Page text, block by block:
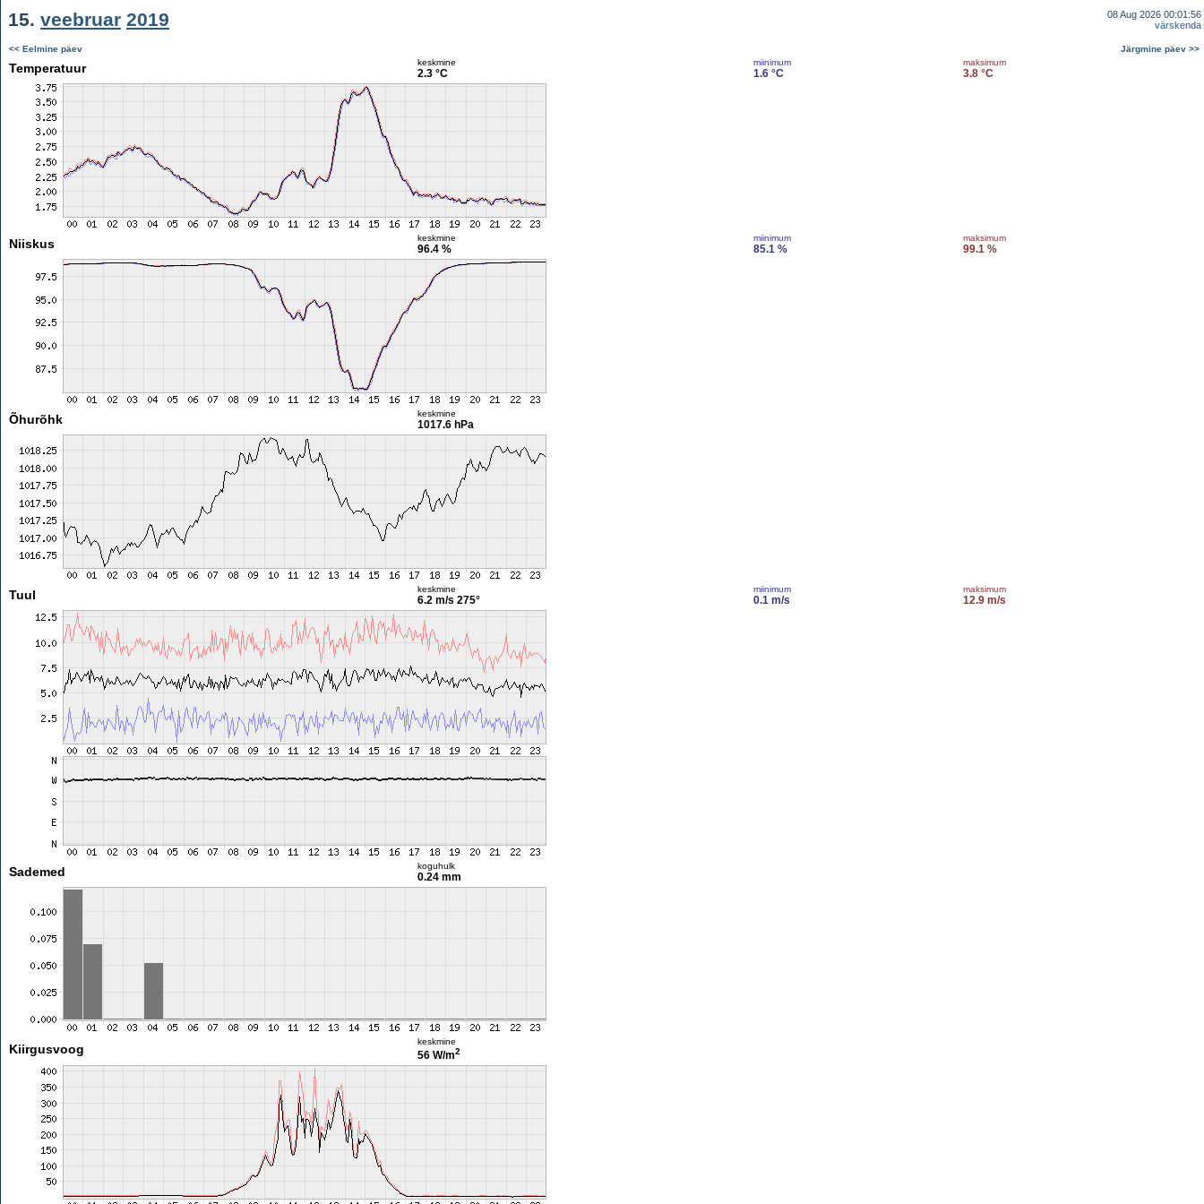
15. veebruar 2019
08 Aug 2026 00:01:56
värskenda
<< Eelmine päev Järgmine päev >>
Temperatuur keskmine
2.3 °C
miinimum
1.6 °C
maksimum
3.8 °C
Niiskus keskmine
96.4 %
miinimum
85.1 %
maksimum
99.1 %
Õhurõhk keskmine
1017.6 hPa
Tuul keskmine
6.2 m/s 275°
miinimum
0.1 m/s
maksimum
12.9 m/s
Sademed koguhulk
0.24 mm
Kiirgusvoog
keskmine
56 W/m2